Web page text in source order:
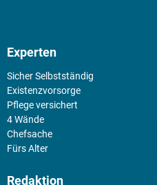
Experten
Sicher Selbstständig
Existenz­vorsorge
Pflege versichert
4 Wände
Chefsache
Fürs Alter
Redaktion